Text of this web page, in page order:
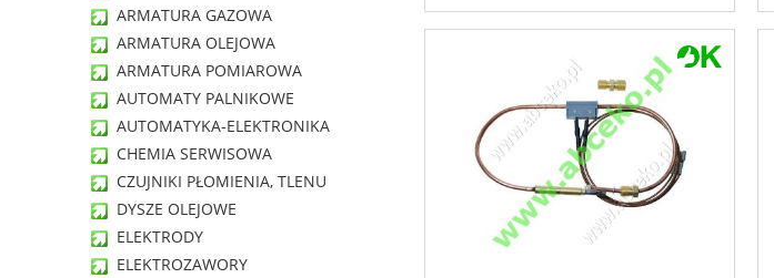
ARMATURA GAZOWA
ARMATURA OLEJOWA
ARMATURA POMIAROWA
AUTOMATY PALNIKOWE
AUTOMATYKA-ELEKTRONIKA
CHEMIA SERWISOWA
CZUJNIKI PŁOMIENIA, TLENU
DYSZE OLEJOWE
ELEKTRODY
ELEKTROZAWORY